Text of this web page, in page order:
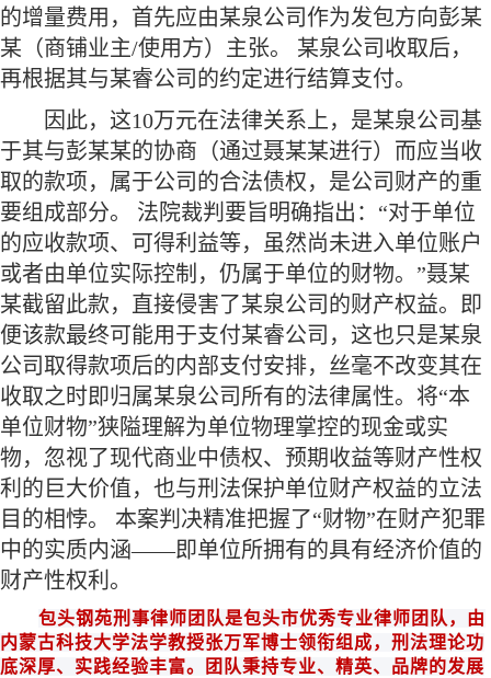
的增量费用，首先应由某泉公司作为发包方向彭某
某（商铺业主/使用方）主张。 某泉公司收取后，
再根据其与某睿公司的约定进行结算支付。
因此，这10万元在法律关系上，是某泉公司基
于其与彭某某的协商（通过聂某某进行）而应当收
取的款项，属于公司的合法债权，是公司财产的重
要组成部分。 法院裁判要旨明确指出：“对于单位
的应收款项、可得利益等，虽然尚未进入单位账户
或者由单位实际控制，仍属于单位的财物。”聂某
某截留此款，直接侵害了某泉公司的财产权益。即
便该款最终可能用于支付某睿公司，这也只是某泉
公司取得款项后的内部支付安排，丝毫不改变其在
收取之时即归属某泉公司所有的法律属性。将“本
单位财物”狭隘理解为单位物理掌控的现金或实
物，忽视了现代商业中债权、预期收益等财产性权
利的巨大价值，也与刑法保护单位财产权益的立法
目的相悖。 本案判决精准把握了“财物”在财产犯罪
中的实质内涵——即单位所拥有的具有经济价值的
财产性权利。
包头钢苑刑事律师团队是包头市优秀专业律师团队，由
内蒙古科技大学法学教授张万军博士领衔组成， 刑法理论功
底深厚、实践经验丰富。团队秉持专业、精英、品牌的发展